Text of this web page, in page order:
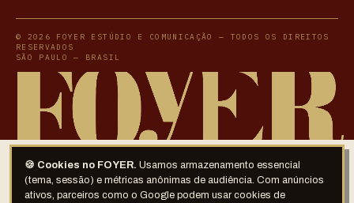
🍪 Cookies no FOYER. Usamos armazenamento essencial
(tema, sessão) e métricas anônimas de audiência. Com anúncios
ativos, parceiros como o Google podem usar cookies de
© 2026 FOYER ESTÚDIO E COMUNICAÇÃO — TODOS OS DIREITOS
RESERVADOS
SÃO PAULO — BRASIL